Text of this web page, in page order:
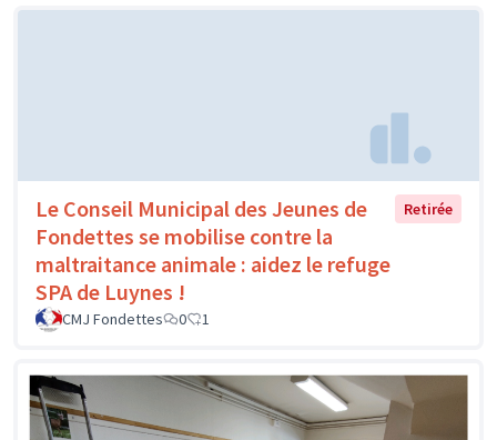
Le Conseil Municipal des Jeunes de
Fondettes se mobilise contre la
maltraitance animale : aidez le refuge
SPA de Luynes !
Retirée
CMJ Fondettes 0 1